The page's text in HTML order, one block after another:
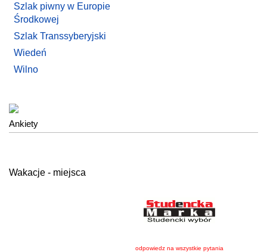
Szlak piwny w Europie
Środkowej
Szlak Transsyberyjski
Wiedeń
Wilno
Ankiety
Wakacje - miejsca
odpowiedz na wszystkie pytania